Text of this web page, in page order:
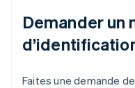
Demander un
Faites une demande